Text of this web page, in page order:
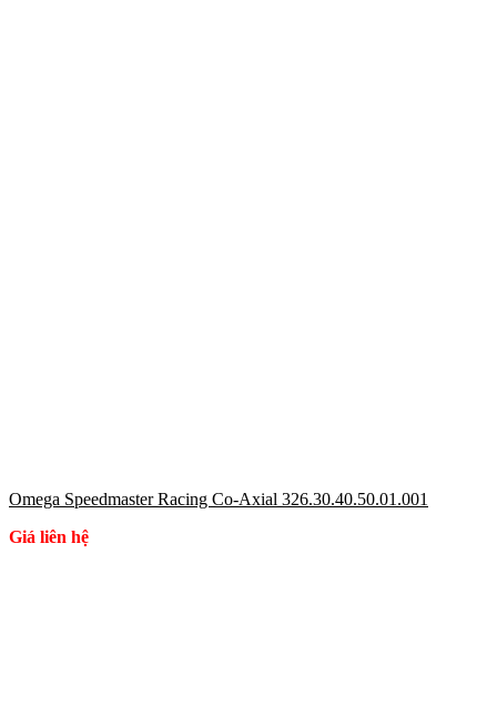
Omega Speedmaster Racing Co-Axial 326.30.40.50.01.001
Giá liên hệ